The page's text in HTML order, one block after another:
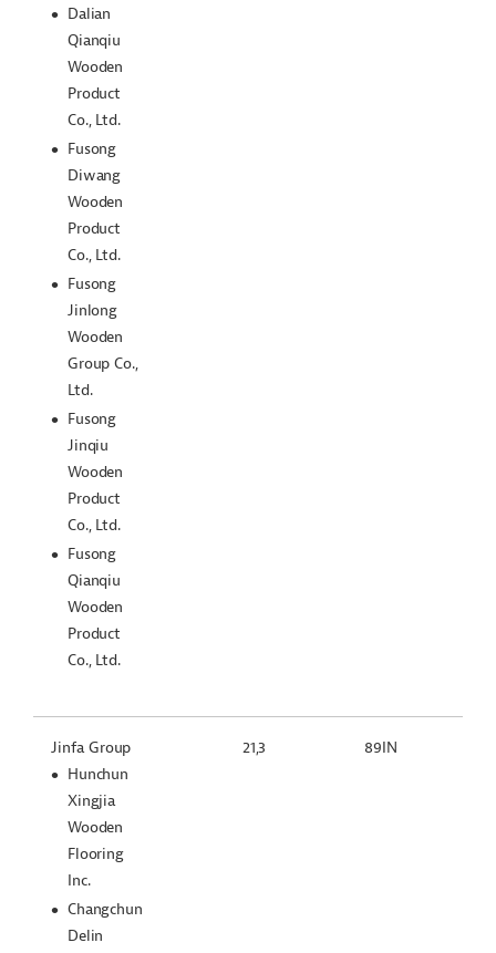
Dalian
Qianqiu
Wooden
Product
Co., Ltd.
Fusong
Diwang
Wooden
Product
Co., Ltd.
Fusong
Jinlong
Wooden
Group Co.,
Ltd.
Fusong
Jinqiu
Wooden
Product
Co., Ltd.
Fusong
Qianqiu
Wooden
Product
Co., Ltd.
Jinfa Group
Hunchun
Xingjia
Wooden
Flooring
Inc.
Changchun
Delin
21,3 89IN